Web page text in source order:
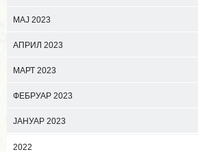
МАЈ 2023
АПРИЛ 2023
МАРТ 2023
ФЕБРУАР 2023
ЈАНУАР 2023
2022